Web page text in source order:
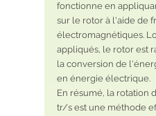
fonctionne en
sur le rotor à l'aide de
électromagnétiques.
appliqués, le rotor est
la conversion de
en énergie électrique.
En résumé, la rotation
tr/s est une méthode